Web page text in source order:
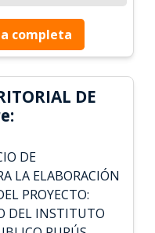
completa
DE
DE
LA ELABORACIÓN
PROYECTO:
DEL INSTITUTO